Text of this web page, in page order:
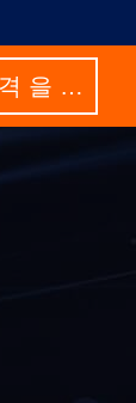
가장 좋은 가격 을 구하라